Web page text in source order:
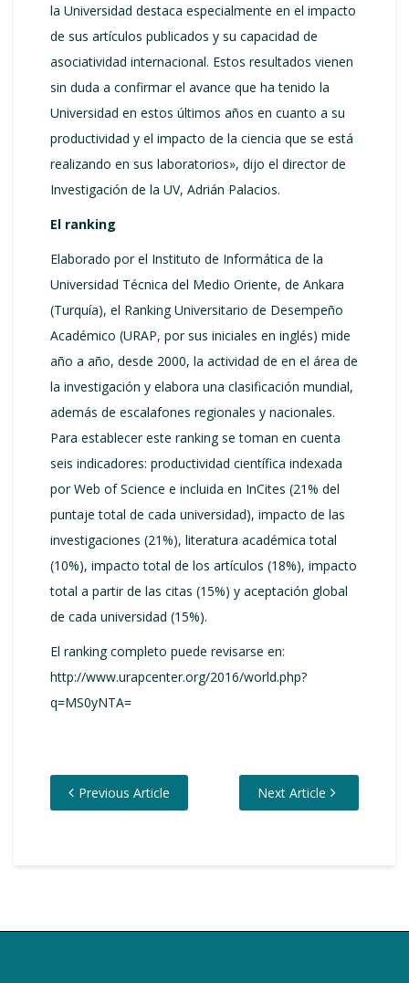
la Universidad destaca especialmente en el impacto
de sus artículos publicados y su capacidad de
asociatividad internacional. Estos resultados vienen
sin duda a confirmar el avance que ha tenido la
Universidad en estos últimos años en cuanto a su
productividad y el impacto de la ciencia que se está
realizando en sus laboratorios», dijo el director de
Investigación de la UV, Adrián Palacios.
El ranking
Elaborado por el Instituto de Informática de la
Universidad Técnica del Medio Oriente, de Ankara
(Turquía), el Ranking Universitario de Desempeño
Académico (URAP, por sus iniciales en inglés) mide
año a año, desde 2000, la actividad de en el área de
la investigación y elabora una clasificación mundial,
además de escalafones regionales y nacionales.
Para establecer este ranking se toman en cuenta
seis indicadores: productividad científica indexada
por Web of Science e incluida en InCites (21% del
puntaje total de cada universidad), impacto de las
investigaciones (21%), literatura académica total
(10%), impacto total de los artículos (18%), impacto
total a partir de las citas (15%) y aceptación global
de cada universidad (15%).
El ranking completo puede revisarse en:
http://www.urapcenter.org/2016/world.php?
q=MS0yNTA=
Previous Article Next Article